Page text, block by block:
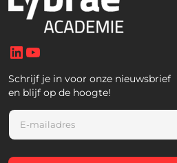
LinkedIn
Schrijf je in voor onze nieuwsbrief
en blijf op de hoogte!
E
a
i